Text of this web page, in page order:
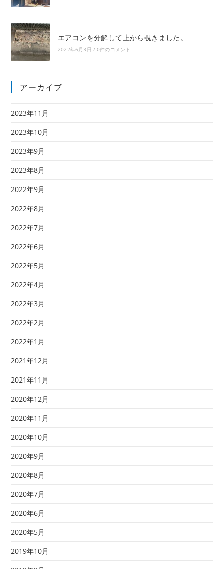
エアコンを分解して上から覗きました。
2022年6月3日 / 0件のコメント
アーカイブ
2023年11月
2023年10月
2023年9月
2023年8月
2022年9月
2022年8月
2022年7月
2022年6月
2022年5月
2022年4月
2022年3月
2022年2月
2022年1月
2021年12月
2021年11月
2020年12月
2020年11月
2020年10月
2020年9月
2020年8月
2020年7月
2020年6月
2020年5月
2019年10月